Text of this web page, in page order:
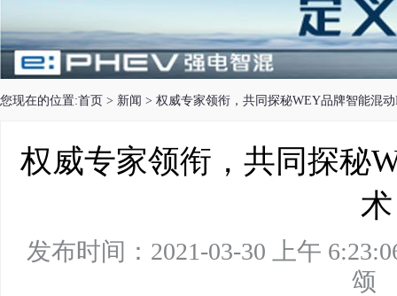
您现在的位置:首页 > 新闻 > 权威专家领衔，共同探秘WEY品牌智能混
权威专家领衔，共同探秘
术
发布时间：2021-03-30 上午